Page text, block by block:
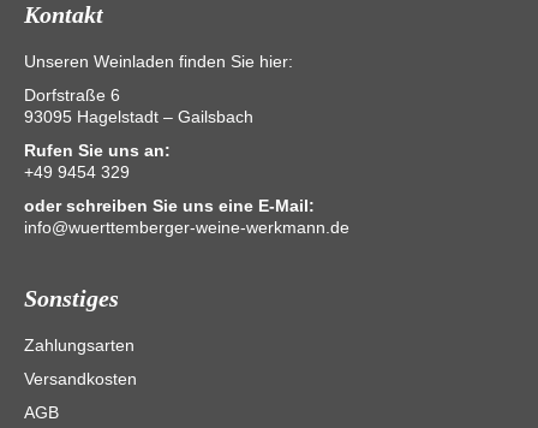
Kontakt
Unseren Weinladen finden Sie hier:
Dorfstraße 6
93095 Hagelstadt – Gailsbach
Rufen Sie uns an:
+49 9454 329
oder schreiben Sie uns eine E-Mail:
info@wuerttemberger-weine-werkmann.de
Sonstiges
Zahlungsarten
Versandkosten
AGB